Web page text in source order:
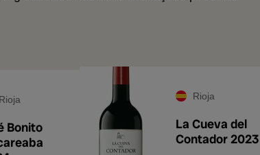
Rioja
Bonito
Rioja
La Cueva del
Contador 2023